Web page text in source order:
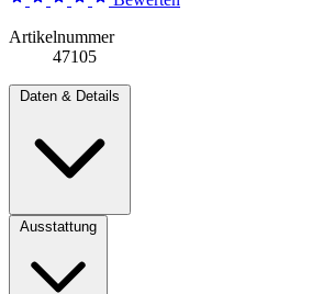
Artikelnummer
47105
Daten & Details
Ausstattung